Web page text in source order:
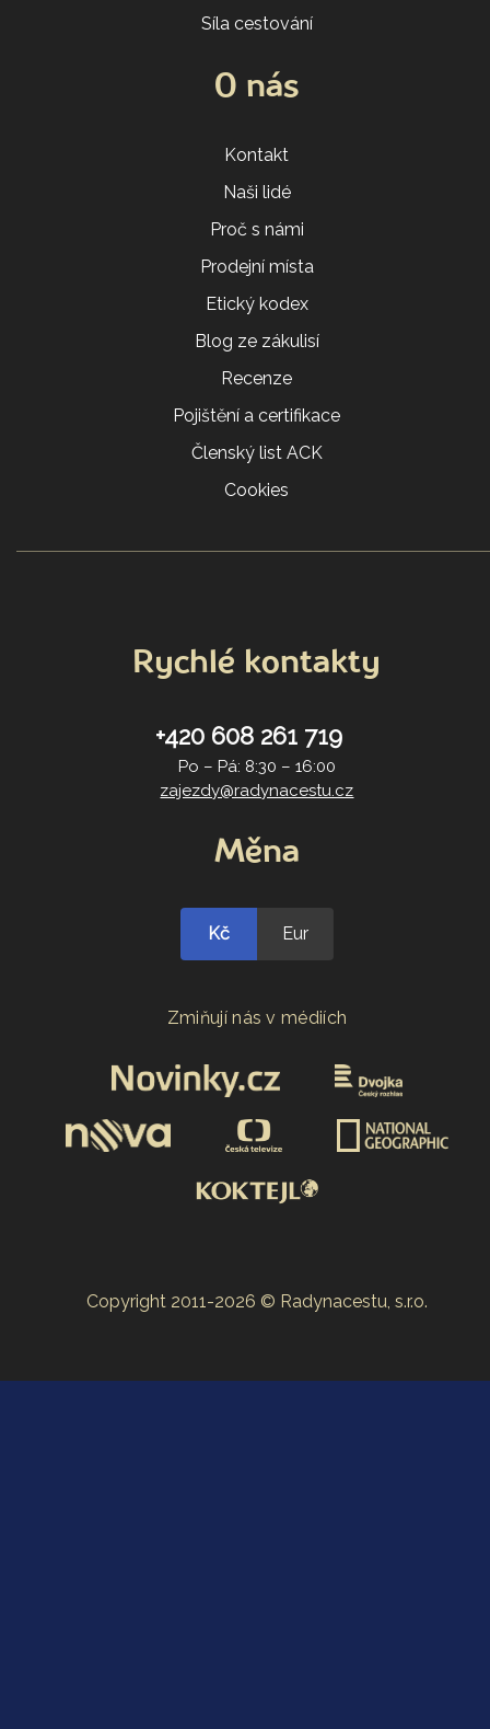
Síla cestování
O nás
Kontakt
Naši lidé
Proč s námi
Prodejní místa
Etický kodex
Blog ze zákulisí
Recenze
Pojištění a certifikace
Členský list ACK
Cookies
Rychlé kontakty
+420 608 261 719
Po – Pá: 8:30 – 16:00
zajezdy@radynacestu.cz
Měna
Kč Eur
Zmiňují nás v médiích
Copyright 2011-2026 © Radynacestu, s.r.o.